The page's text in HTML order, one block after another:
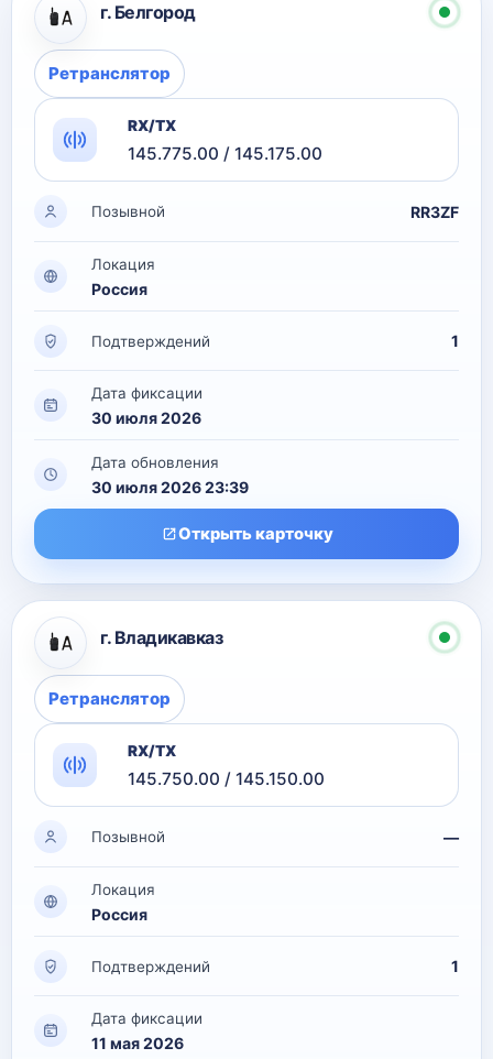
г. Белгород
Ретранслятор
RX/TX
145.775.00 / 145.175.00
Позывной RR3ZF
Локация
Россия
Подтверждений 1
Дата фиксации
30 июля 2026
Дата обновления
30 июля 2026 23:39
Открыть карточку
г. Владикавказ
Ретранслятор
RX/TX
145.750.00 / 145.150.00
Позывной —
Локация
Россия
Подтверждений 1
Дата фиксации
11 мая 2026